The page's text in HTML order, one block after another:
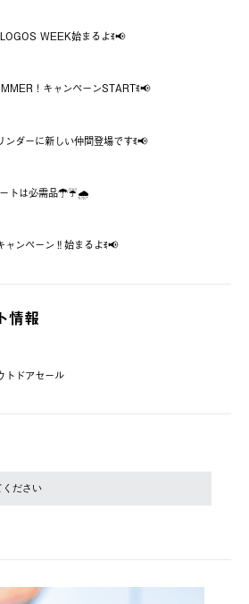
WEEK始まるよꉂ📢
！キャンペーンSTARTꉂ📢
ダーに新しい仲間登場ですꉂ📢
ートは必需品☂️☔️🌧
ンペーン‼️始まるよꉂ📢
情報
トドアセール